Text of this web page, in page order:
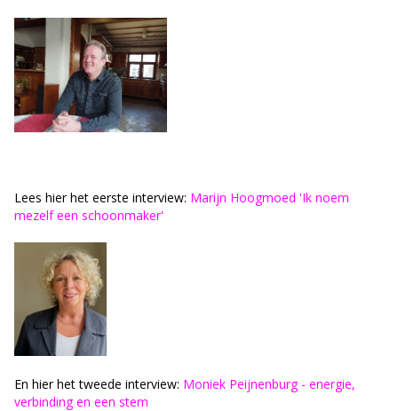
Lees hier het eerste interview: Marijn Hoogmoed 'Ik noem
mezelf een schoonmaker'
En hier het tweede interview: Moniek Peijnenburg - energie,
verbinding en een stem